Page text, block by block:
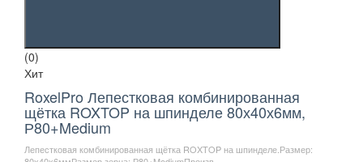
(0)
Хит
RoxelPro Лепестковая комбинированная
щётка ROXTOP на шпинделе 80х40х6мм,
Р80+Medium
Лепестковая комбинированная щётка ROXTOP на шпинделе.Размер: